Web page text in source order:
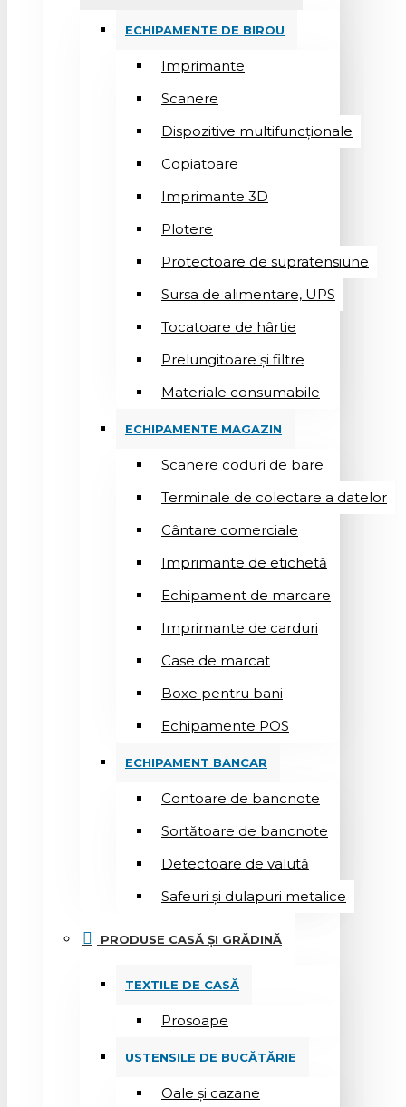
ECHIPAMENTE DE BIROU
Imprimante
Scanere
Dispozitive multifuncționale
Copiatoare
Imprimante 3D
Plotere
Protectoare de supratensiune
Sursa de alimentare, UPS
Tocatoare de hârtie
Prelungitoare și filtre
Materiale consumabile
ECHIPAMENTE MAGAZIN
Scanere coduri de bare
Terminale de colectare a datelor
Cântare comerciale
Imprimante de etichetă
Echipament de marcare
Imprimante de carduri
Case de marcat
Boxe pentru bani
Echipamente POS
ECHIPAMENT BANCAR
Contoare de bancnote
Sortătoare de bancnote
Detectoare de valută
Safeuri și dulapuri metalice
PRODUSE CASĂ ȘI GRĂDINĂ
TEXTILE DE CASĂ
Prosoape
USTENSILE DE BUCĂTĂRIE
Oale și cazane